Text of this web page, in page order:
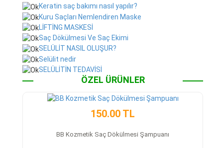
Keratin saç bakımı nasıl yapılır?
Kuru Saçları Nemlendiren Maske
LİFTİNG MASKESİ
Saç Dökülmesi Ve Saç Ekimi
SELÜLİT NASIL OLUŞUR?
Selülit nedir
SELÜLİTİN TEDAVİSİ
ÖZEL ÜRÜNLER
150.00 TL
BB Kozmetik Saç Dökülmesi Şampuanı